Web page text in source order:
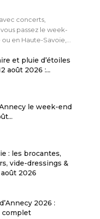
concerts,
passez le week-
en Haute-Savoie,...
et pluie d’étoiles
août 2026 :...
le week-end
: les brocantes,
vide-dressings &
2026
2026 :
complet